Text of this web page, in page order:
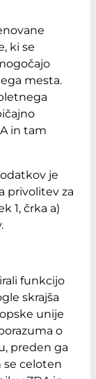
ki se
mesta.
in tam
je
privolitev za
1, črka a)
funkcijo
skrajša
unije
o
preden ga
se celoten